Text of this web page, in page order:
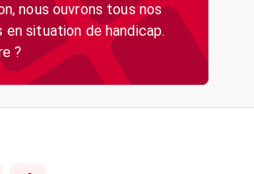
nous ouvrons tous nos
situation de handicap.